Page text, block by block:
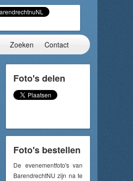
Zoeken Contact
Foto's delen
Foto's bestellen
De evenementfoto's van
BarendrechtNU zijn na te